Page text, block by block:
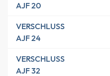
AJF 20
VERSCHLUSS
AJF 24
VERSCHLUSS
AJF 32